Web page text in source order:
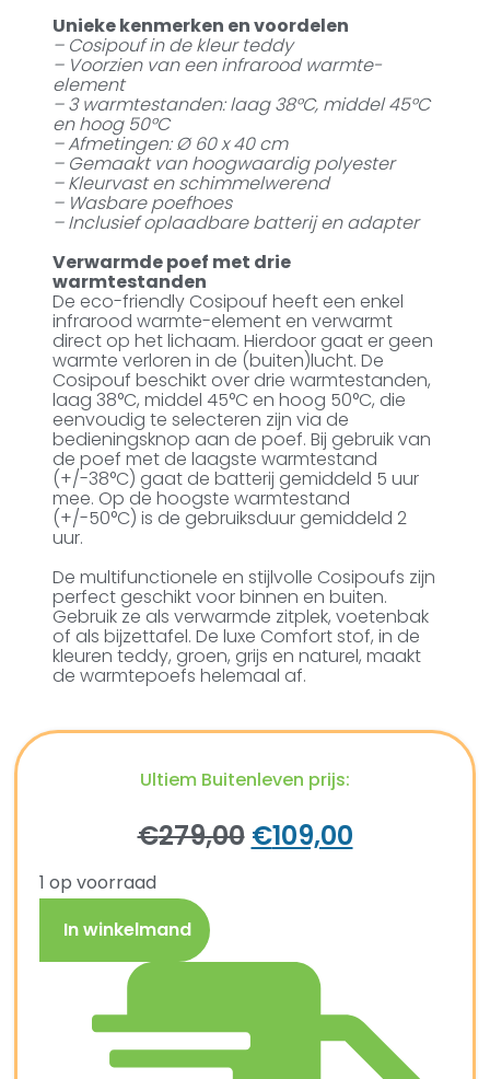
Unieke kenmerken en voordelen
– Cosipouf in de kleur teddy
– Voorzien van een infrarood warmte-
element
– 3 warmtestanden: laag 38°C, middel 45°C
en hoog 50°C
– Afmetingen: Ø 60 x 40 cm
– Gemaakt van hoogwaardig polyester
– Kleurvast en schimmelwerend
– Wasbare poefhoes
– Inclusief oplaadbare batterij en adapter
Verwarmde poef met drie
warmtestanden
De eco-friendly Cosipouf heeft een enkel
infrarood warmte-element en verwarmt
direct op het lichaam. Hierdoor gaat er geen
warmte verloren in de (buiten)lucht. De
Cosipouf beschikt over drie warmtestanden,
laag 38°C, middel 45°C en hoog 50°C, die
eenvoudig te selecteren zijn via de
bedieningsknop aan de poef. Bij gebruik van
de poef met de laagste warmtestand
(+/-38°C) gaat de batterij gemiddeld 5 uur
mee. Op de hoogste warmtestand
(+/-50°C) is de gebruiksduur gemiddeld 2
uur.
De multifunctionele en stijlvolle Cosipoufs zijn
perfect geschikt voor binnen en buiten.
Gebruik ze als verwarmde zitplek, voetenbak
of als bijzettafel. De luxe Comfort stof, in de
kleuren teddy, groen, grijs en naturel, maakt
de warmtepoefs helemaal af.
Ultiem Buitenleven prijs:
€279,00 €109,00
1 op voorraad
In winkelmand